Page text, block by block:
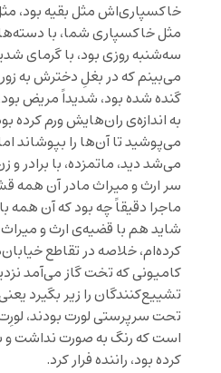
خاکسپاری‌اش مثل بقیه بود،
مثل خاکسپاری شما، با
سه‌شنبه روزی بود، با گرمای
می‌بینم که در بغلِ دخترش به
گنده شده بود، شدیداً مریض
به اندازه‌ی ران‌هایش ورم کرده
می‌پوشید تا آن‌ها را بپوشاند
می‌شد دید، ماتمزده، با برادر و
سر ارث و میراث مادر آن همه
ماجرا دقیقاً چه بود که آن همه
شاید هم با قضیه‌ی ارث و
کرده‌ام، خلاصه در تقاطع
کامیونی که تخت گاز می‌آمد
تشییع‌کنندگان را زیر بگیرد
تحت سرپرستی لورت بودند،
است که رنگ به صورت نداشت و
کرده بود، راننده فرار کرد.